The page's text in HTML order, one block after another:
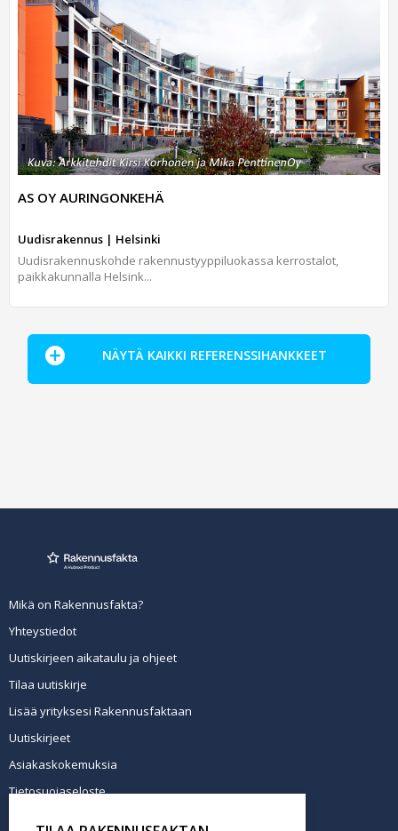
AS OY AURINGONKEHÄ
Uudisrakennus | Helsinki
Uudisrakennuskohde rakennustyyppiluokassa kerrostalot,
paikkakunnalla Helsink...
NÄYTÄ KAIKKI REFERENSSIHANKKEET
Mikä on Rakennusfakta?
Yhteystiedot
Uutiskirjeen aikataulu ja ohjeet
Tilaa uutiskirje
Lisää yrityksesi Rakennusfaktaan
Uutiskirjeet
Asiakaskokemuksia
Tietosuojaseloste